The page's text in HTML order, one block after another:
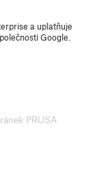
a uplatňuje
Google.
PRUSA